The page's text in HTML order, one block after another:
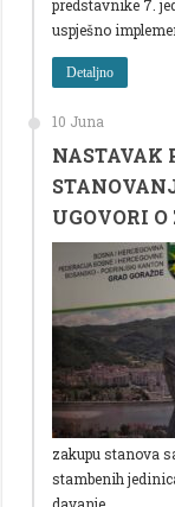
predstavnike 7.
uspješno
Detaljno
10 Juna
NASTAVAK
UGOVORI
zakupu stanova
stambenih
davanje …